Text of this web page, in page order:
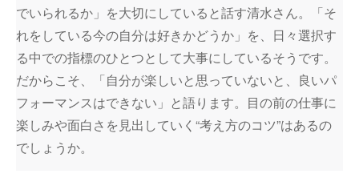
でいられるか」を大切にしていると話す清水さん。「そ
れをしている今の自分は好きかどうか」を、日々選択す
る中での指標のひとつとして大事にしているそうです。
だからこそ、「自分が楽しいと思っていないと、良いパ
フォーマンスはできない」と語ります。目の前の仕事に
楽しみや面白さを見出していく“考え方のコツ”はあるの
でしょうか。